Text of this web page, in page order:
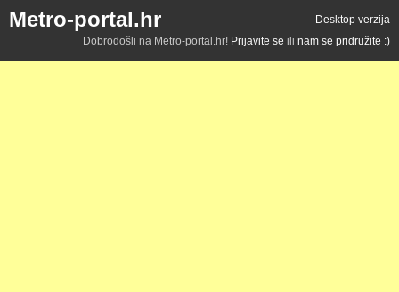
Metro-portal.hr
Desktop verzija
Dobrodošli na Metro-portal.hr! Prijavite se ili nam se pridružite :)